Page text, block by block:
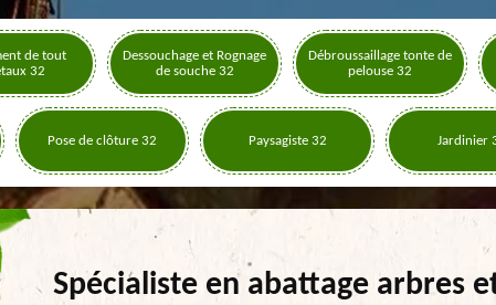
de tout
32
Dessouchage et Rognage
de souche 32
Débroussaillage tonte de
pelouse 32
Pose de clôture 32 Paysagiste 32 Jardinier
Spécialiste en abattage arbres